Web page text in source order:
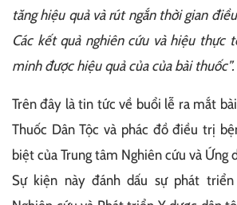
tăng hiệu quả và rút ngắn thời gian
Các kết quả nghiên cứu và hiệu thực
minh được hiệu quả của của bài thuốc”.
Trên đây là tin tức về buổi lễ ra mắt
Thuốc Dân Tộc và phác đồ điều trị
biệt của Trung tâm Nghiên cứu và Ứng
Sự kiện này đánh dấu sự phát